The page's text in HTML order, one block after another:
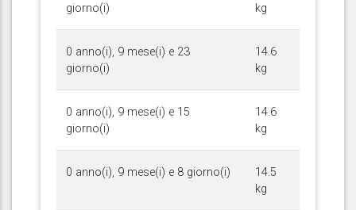
giorno(i)
kg
0 anno(i), 9 mese(i) e 23
giorno(i)
14.6
kg
0 anno(i), 9 mese(i) e 15
giorno(i)
14.6
kg
0 anno(i), 9 mese(i) e 8 giorno(i)
14.5
kg